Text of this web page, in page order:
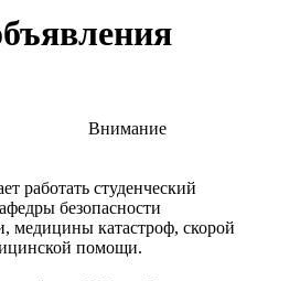
работать студенческий
безопасности
медицины катастроф, скорой
помощи.